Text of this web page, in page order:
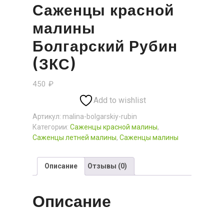
Саженцы красной
малины
Болгарский Рубин
(ЗКС)
450 ₽
Add to wishlist
Артикул: malina-bolgarskiy-rubin
Категории: Саженцы красной малины,
Саженцы летней малины, Саженцы малины
Описание Отзывы (0)
Описание